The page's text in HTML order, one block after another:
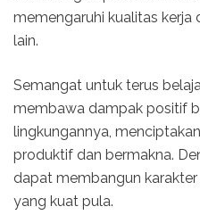
memengaruhi kualitas kerja
lain.
Semangat untuk terus
membawa dampak positif
lingkungannya,
produktif dan bermakna.
dapat membangun
yang kuat pula.